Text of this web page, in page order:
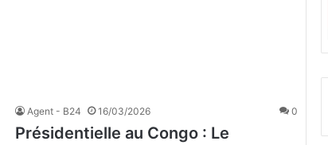
Agent - B24 16/03/2026 0
Présidentielle au Congo : Le